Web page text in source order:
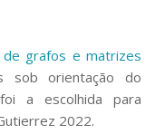
de grafos e matrizes
sob orientação do
a escolhida para
2022.